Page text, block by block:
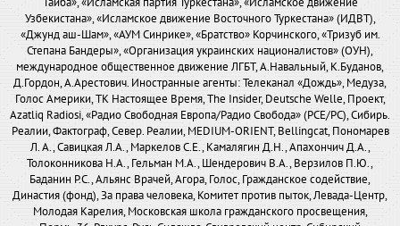
Узбекистана», «Исламское движение Восточного Туркестана» (ИДВТ),
«Джунд аш-Шам», «АУМ Синрике», «Братство» Корчинского, «Тризуб им.
Степана Бандеры», «Организация украинских националистов» (ОУН),
международное общественное движение ЛГБТ, А.Навальный, К.Буданов,
Д.Гордон, А.Арестович. Иностранные агенты: Телеканал «Дождь», Медуза,
Голос Америки, ТК Настоящее Время, The Insider, Deutsche Welle, Проект,
Azatliq Radiosi, «Радио Свободная Европа/Радио Свобода» (PCE/PC), Сибирь.
Реалии, Фактограф, Север. Реалии, MEDIUM-ORIENT, Bellingcat, Пономарев
Л. А., Савицкая Л.А., Маркелов С.Е., Камалягин Д.Н., Апахончич Д.А.,
Толоконникова Н.А., Гельман М.А., Шендерович В.А., Верзилов П.Ю.,
Баданин Р.С., Альянс Врачей, Агора, Голос, Гражданское содействие,
Династия (фонд), За права человека, Комитет против пыток, Левада-Центр,
Молодая Карелия, Московская школа гражданского просвещения,